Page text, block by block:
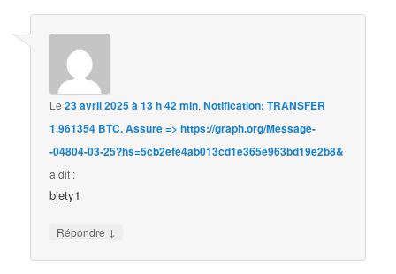
Le23 avril 2025 à 13 h 42 min,Notification: TRANSFER
1.961354 BTC. Assure => https://graph.org/Message-
-04804-03-25?hs=5cb2efe4ab013cd1e365e963bd19e2b8&
a dit :
bjety1
Répondre ↓